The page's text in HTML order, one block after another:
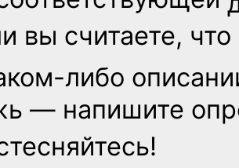
вы считаете, что
либо
— напишите